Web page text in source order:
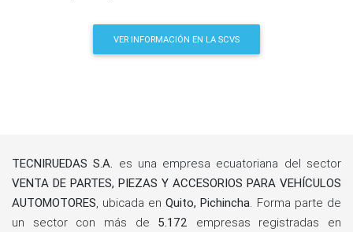
VER INFORMACIÓN EN LA SCVS
TECNIRUEDAS S.A. es una empresa ecuatoriana del sector
VENTA DE PARTES, PIEZAS Y ACCESORIOS PARA VEHÍCULOS
AUTOMOTORES, ubicada en Quito, Pichincha. Forma parte de
un sector con más de 5.172 empresas registradas en